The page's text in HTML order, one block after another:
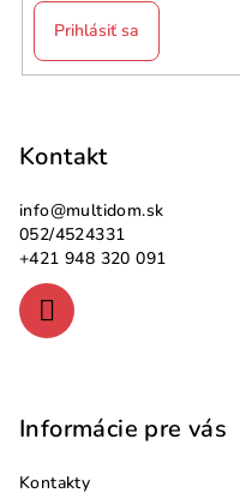
Prihlásiť sa
Kontakt
info@multidom.sk
052/4524331
+421 948 320 091
Informácie pre vás
Kontakty